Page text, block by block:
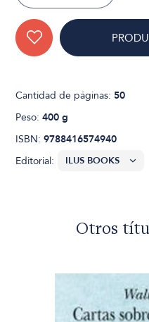
Cantidad de páginas:50
Peso:400 g
ISBN:9788416574940
Editorial:
Otros